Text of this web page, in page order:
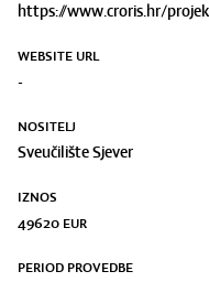
https://www.croris.hr/
WEBSITE URL
-
NOSITELJ
Sveučilište Sjever
IZNOS
49620 eur
PERIOD PROVEDBE